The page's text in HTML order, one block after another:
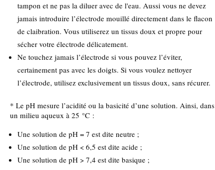
tampon et ne pas la diluer avec de l'eau. Aussi vous ne devez
jamais introduire l’électrode mouillé directement dans le flacon
de claibration. Vous utiliserez un tissus doux et propre pour
sécher votre électrode délicatement.
Ne touchez jamais l’électrode si vous pouvez l’éviter,
certainement pas avec les doigts. Si vous voulez nettoyer
l’électrode, utilisez exclusivement un tissus doux, sans récurer.
* Le pH mesure l’acidité ou la basicité d’une solution. Ainsi, dans
un milieu aqueux à 25 °C :
Une solution de pH = 7 est dite neutre ;
Une solution de pH < 6,5 est dite acide ;
Une solution de pH > 7,4 est dite basique ;